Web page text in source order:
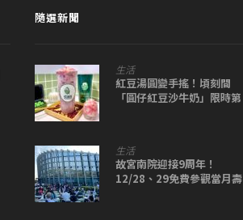
隨選新聞
生活
紅豆湯圓變手搖！頃刻間
「圓仔紅豆沙牛奶」限時第
生活
故宮南院迎接9周年！
12/28、29免費參觀當月壽